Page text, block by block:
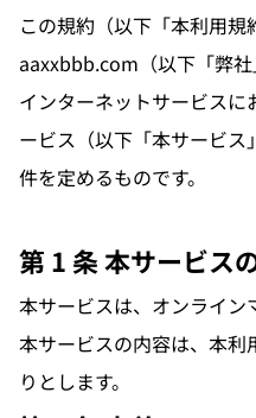
この規約（以下「本利用規
aaxxbbb.com （以下「弊
インターネットサービス
ービス（以下「本サービス
件を定めるものです。
第 1 条 本サービス
本サービスは、オンライン
本サービスの内容は、本
りとします。